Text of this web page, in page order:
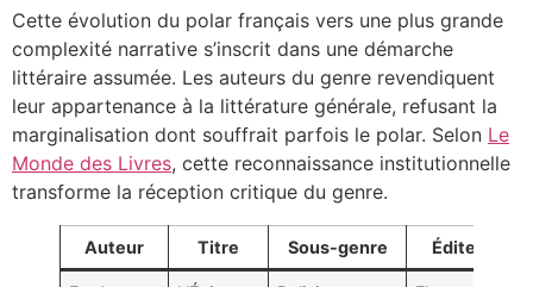
Cette évolution du polar français vers une plus grande
complexité narrative s’inscrit dans une démarche
littéraire assumée. Les auteurs du genre revendiquent
leur appartenance à la littérature générale, refusant la
marginalisation dont souffrait parfois le polar. Selon Le
Monde des Livres, cette reconnaissance institutionnelle
transforme la réception critique du genre.
Auteur Titre Sous-genre Éditeur